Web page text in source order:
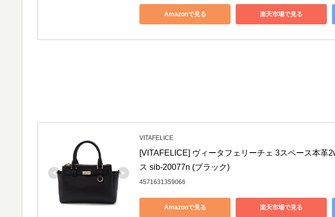
Amazonで見る 楽天市場で見る
VITAFELICE
[VITAFELICE] ヴィータフェリーチェ 3スペース本革
ス sib-20077n (ブラック)
4571631359066
Amazonで見る 楽天市場で見る